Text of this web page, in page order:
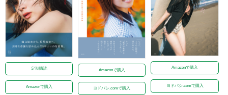
定期購読
Amazonで購入
Amazonで購入
ヨドバシ.comで購入
Amazonで購入
ヨドバシ.comで購入